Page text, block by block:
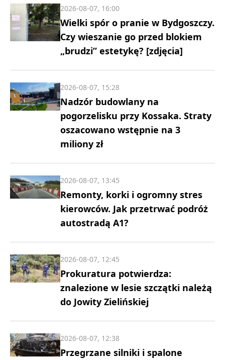
Wielki spór o pranie w Bydgoszczy.
Czy wieszanie go przed blokiem
„brudzi” estetykę? [zdjęcia]
2026-08-07, 16:00
Nadzór budowlany na
pogorzelisku przy Kossaka. Straty
oszacowano wstępnie na 3
miliony zł
2026-08-07, 15:28
Remonty, korki i ogromny stres
kierowców. Jak przetrwać podróż
autostradą A1?
2026-08-07, 13:45
Prokuratura potwierdza:
znalezione w lesie szczątki należą
do Jowity Zielińskiej
2026-08-07, 12:45
Przegrzane silniki i spalone
2026-08-07, 12:38